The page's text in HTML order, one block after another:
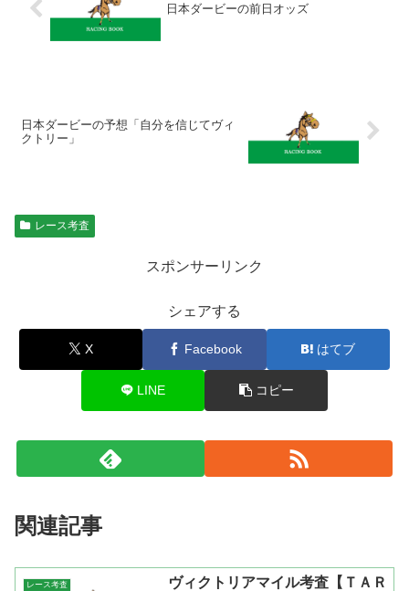
日本ダービーの前日オッズ
日本ダービーの予想「自分を信じてヴィ
クトリー」
レース考査
スポンサーリンク
シェアする
X Facebook はてブ
LINE コピー
関連記事
レース考査
ヴィクトリアマイル考査【ＴＡＲ